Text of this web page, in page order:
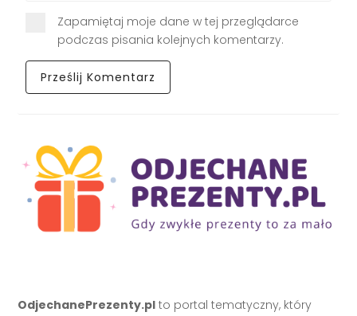
Zapamiętaj moje dane w tej przeglądarce
podczas pisania kolejnych komentarzy.
OdjechanePrezenty.pl to portal tematyczny, który